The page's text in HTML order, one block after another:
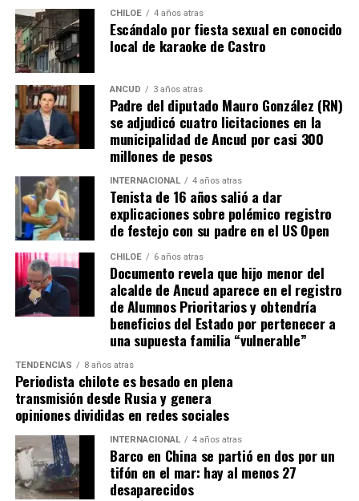
por la equidad territorial, y que se continuará apoyando
a las comunas con mayores necesidades, aunque en la
práctica, los alcaldes coinciden en que el actual
escenario genera incertidumbre y podría traducirse en
la paralización de iniciativas prioritarias para el
desarrollo local.
“Seguimos trabajando con esperanza, pero sin
, concluyó el alcalde de Quemchi, reflejando el
sentimiento generalizado entre los ediles de Chiloé ante
la disminución de recursos provenientes de la Subdere.
CHILOE 4 años atras
Escándalo por fiesta sexual en conocido
local de karaoke de Castro
ANCUD 3 años atras
Padre del diputado Mauro González (RN)
se adjudicó cuatro licitaciones en la
municipalidad de Ancud por casi 300
millones de pesos
INTERNACIONAL 4 años atras
Tenista de 16 años salió a dar
explicaciones sobre polémico registro
de festejo con su padre en el US Open
CHILOE 6 años atras
Documento revela que hijo menor del
alcalde de Ancud aparece en el registro
de Alumnos Prioritarios y obtendría
beneficios del Estado por pertenecer a
una supuesta familia “vulnerable”
TENDENCIAS 8 años atras
Periodista chilote es besado en plena
transmisión desde Rusia y genera
opiniones divididas en redes sociales
INTERNACIONAL 4 años atras
Barco en China se partió en dos por un
tifón en el mar: hay al menos 27
desaparecidos